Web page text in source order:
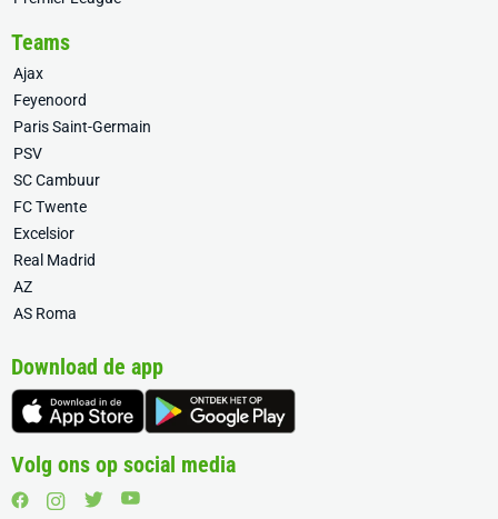
Teams
Ajax
Feyenoord
Paris Saint-Germain
PSV
SC Cambuur
FC Twente
Excelsior
Real Madrid
AZ
AS Roma
Download de app
Volg ons op social media